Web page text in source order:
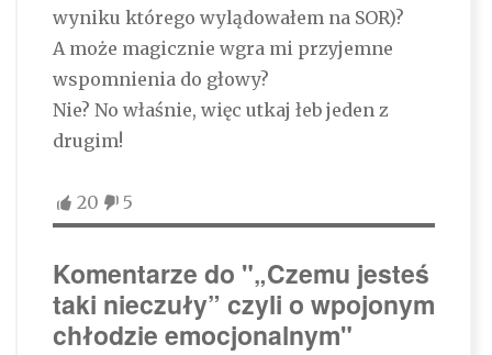
wyniku którego wylądowałem na SOR)?
A może magicznie wgra mi przyjemne
wspomnienia do głowy?
Nie? No właśnie, więc utkaj łeb jeden z
drugim!
20 5
Komentarze do "„Czemu jesteś
taki nieczuły” czyli o wpojonym
chłodzie emocjonalnym"